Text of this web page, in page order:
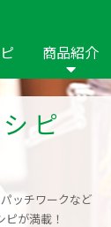
パッ
商品紹介
商
フ
パッチワ
お
ピ
ッチワークなど
ピが満載！